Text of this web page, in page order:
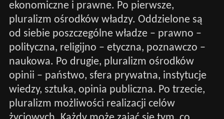
ekonomiczne i prawne. Po pierwsze,
pluralizm ośrodków władzy. Oddzielone są
od siebie poszczególne władze – prawno –
polityczna, religijno – etyczna, poznawczo –
naukowa. Po drugie, pluralizm ośrodków
opinii – państwo, sfera prywatna, instytucje
wiedzy, sztuka, opinia publiczna. Po trzecie,
pluralizm możliwości realizacji celów